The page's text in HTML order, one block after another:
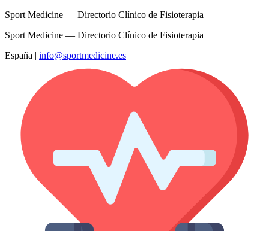
Sport Medicine — Directorio Clínico de Fisioterapia
Sport Medicine — Directorio Clínico de Fisioterapia
España | info@sportmedicine.es